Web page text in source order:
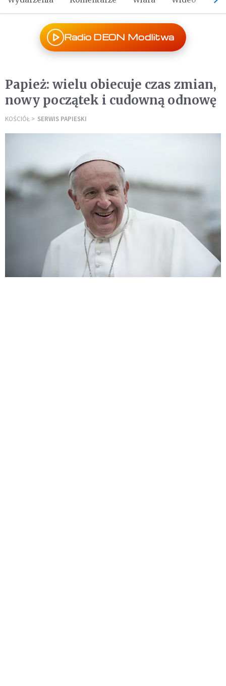
Radio DEON Modlitwa
Papież: wielu obiecuje czas zmian,
nowy początek i cudowną odnowę
KOŚCIÓŁ SERWIS PAPIESKI